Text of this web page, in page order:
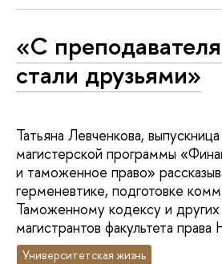
«С
стали друзьями»
Татьяна Левченкова,
магистерской программы
и таможенное право»
герменевтике, подготовке
Таможенному кодексу и других
магистрантов факультета
Университетская жизнь